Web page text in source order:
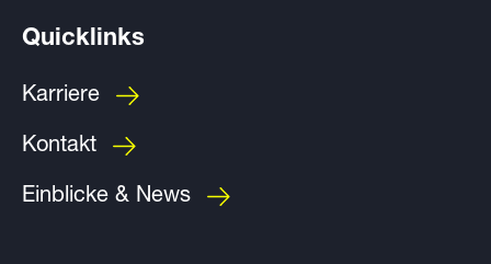
Quicklinks
Karriere
Kontakt
Einblicke & News